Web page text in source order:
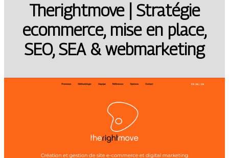
Therightmo­ve | Stratégie
ecommerce, mise en place,
SEO, SEA & web­mar­ke­ting